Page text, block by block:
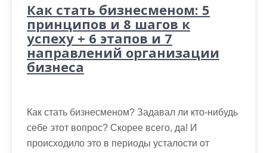
Как стать бизнесменом: 5
принципов и 8 шагов к
успеху + 6 этапов и 7
направлений организации
бизнеса
Как стать бизнесменом? Задавал ли кто-нибудь
себе этот вопрос? Скорее всего, да! И
происходило это в периоды усталости от